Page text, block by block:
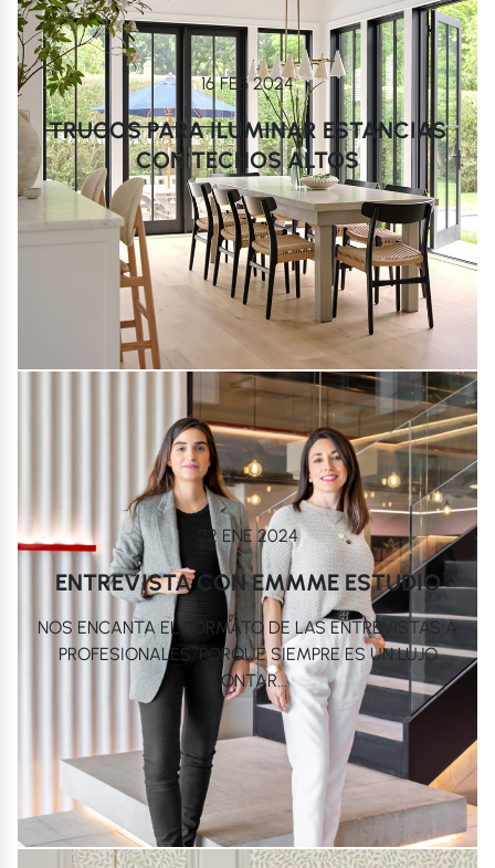
16 FEB 2024
TRUCOS PARA ILUMINAR ESTANCIAS
CON TECHOS ALTOS
22 ENE 2024
ENTREVISTA CON EMMME ESTUDIO
NOS ENCANTA EL FORMATO DE LAS ENTREVISTAS A
PROFESIONALES, PORQUE SIEMPRE ES UN LUJO
CONTAR...